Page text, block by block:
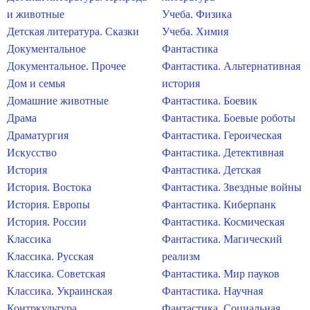
и животные
Детская литература. Сказки
Документальное
Документальное. Прочее
Дом и семья
Домашние животные
Драма
Драматургия
Искусство
История
История. Востока
История. Европы
История. России
Классика
Классика. Русская
Классика. Советская
Классика. Украинская
Учеба. Физика
Учеба. Химия
Фантастика
Фантастика. Альтернативная
история
Фантастика. Боевик
Фантастика. Боевые роботы
Фантастика. Героическая
Фантастика. Детективная
Фантастика. Детская
Фантастика. Звездные войны
Фантастика. Киберпанк
Фантастика. Космическая
Фантастика. Магический
реализм
Фантастика. Мир пауков
Фантастика. Научная